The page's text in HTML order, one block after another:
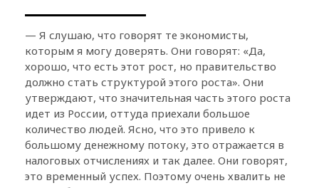
— Я слушаю, что говорят те экономисты,
которым я могу доверять. Они говорят: «Да,
хорошо, что есть этот рост, но правительство
должно стать структурой этого роста». Они
утверждают, что значительная часть этого роста
идет из России, оттуда приехали большое
количество людей. Ясно, что это привело к
большому денежному потоку, это отражается в
налоговых отчислениях и так далее. Они говорят,
это временный успех. Поэтому очень хвалить не